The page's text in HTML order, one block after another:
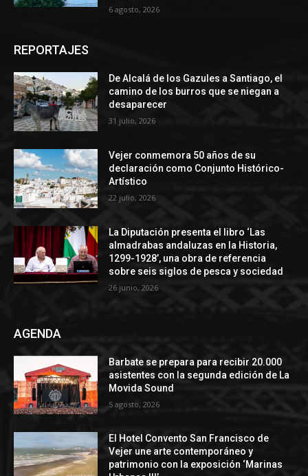
6 agosto, 2026
REPORTAJES
De Alcalá de los Gazules a Santiago, el
camino de los burros que se niegan a
desaparecer
31 julio, 2026
Vejer conmemora 50 años de su
declaración como Conjunto Histórico-
Artístico
22 julio, 2026
La Diputación presenta el libro ‘Las
almadrabas andaluzas en la Historia,
1299-1928’, una obra de referencia
sobre seis siglos de pesca y sociedad
26 junio, 2026
AGENDA
Barbate se prepara para recibir 20.000
asistentes con la segunda edición de La
Movida Sound
5 agosto, 2026
El Hotel Convento San Francisco de
Vejer une arte contemporáneo y
patrimonio con la exposición ‘Marinas